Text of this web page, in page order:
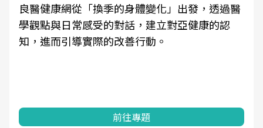
良醫健康網從「換季的身體變化」出發，透過醫
學觀點與日常感受的對話，建立對亞健康的認
知，進而引導實際的改善行動。
前往專題